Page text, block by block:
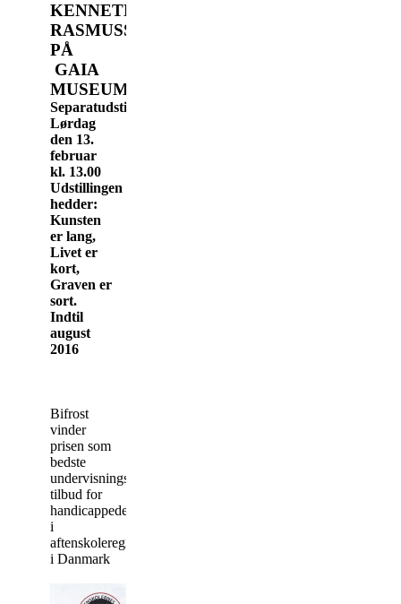
KENNETH
RASMUSSEN
PÅ
GAIA
MUSEUM
Separatudstilling.
Lørdag
den 13.
februar
kl. 13.00
Udstillingen
hedder:
Kunsten
er lang,
Livet er
kort,
Graven er
sort.
Indtil
august
2016
Bifrost
vinder
prisen som
bedste
undervisnings
tilbud for
handicappede
i
aftenskoleregi
i Danmark